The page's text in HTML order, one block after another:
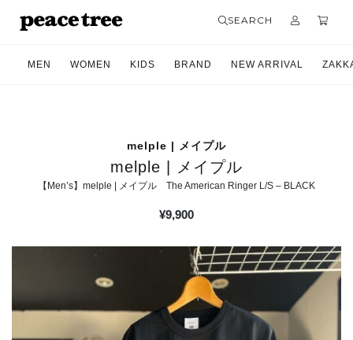
SEARCH
MEN WOMEN KIDS BRAND NEW ARRIVAL
melple | メイプル
melple | メイプル
【Men’s】melple | メイプル The American Ringer L/S – BLACK
¥9,900